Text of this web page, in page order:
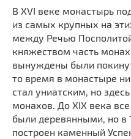
В XVI веке монастырь
из самых крупных на
между Речью
княжеством часть
вынуждены были
то время в монастыре
стал униатским, но
монахов. До XIX века
были деревянными, но в
построен каменный